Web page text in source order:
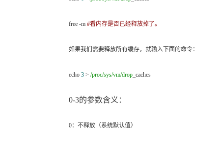
free -m #看内存是否已经释放掉了。
如果我们需要释放所有缓存，就输入下面的命令：
echo 3 > /proc/sys/vm/drop _caches
0-3的参数含义：
0：不释放（系统默认值）